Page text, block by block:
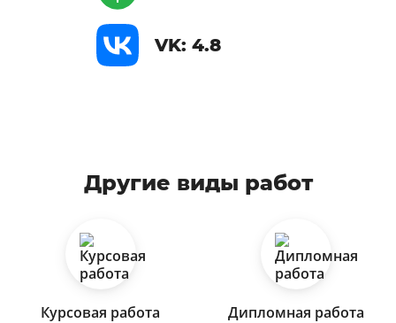
VK: 4.8
Другие виды работ
Курсовая работа Дипломная работа